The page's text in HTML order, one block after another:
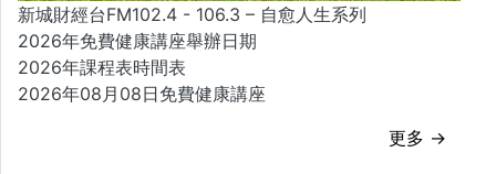
新城財經台FM102.4 - 106.3 – 自愈人生系列
2026年免費健康講座舉辦日期
2026年課程表時間表
2026年08月08日免費健康講座
更多 →